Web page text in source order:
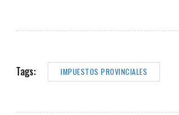
Tags: IMPUESTOS PROVINCIALES